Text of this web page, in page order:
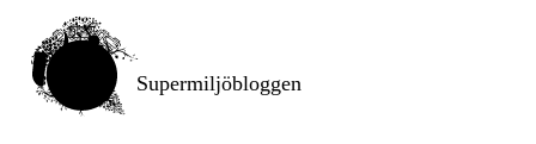
Supermiljöbloggen